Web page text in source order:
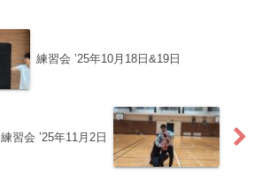
練習会 ’25年10月18日&19日
練習会 ’25年11月2日